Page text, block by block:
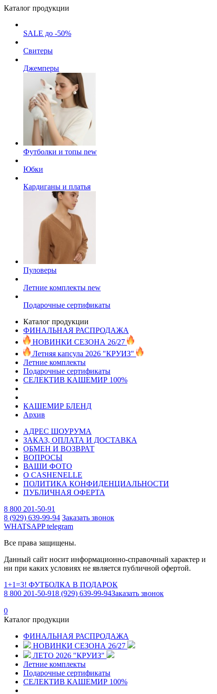
Каталог продукции
SALE до -50%
Свитеры
Джемперы
Футболки и топы new
Юбки
Кардиганы и платья
Пуловеры
Летние комплекты new
Подарочные сертификаты
Каталог продукции
ФИНАЛЬНАЯ РАСПРОДАЖА
НОВИНКИ СЕЗОНА 26/27
Летняя капсула 2026 "КРУИЗ"
Летние комплекты
Подарочные сертификаты
СЕЛЕКТИВ КАШЕМИР 100%
КАШЕМИР БЛЕНД
Архив
АДРЕС ШОУРУМА
ЗАКАЗ, ОПЛАТА И ДОСТАВКА
ОБМЕН И ВОЗВРАТ
ВОПРОСЫ
ВАШИ ФОТО
О CASHENELLE
ПОЛИТИКА КОНФИДЕНЦИАЛЬНОСТИ
ПУБЛИЧНАЯ ОФЕРТА
8 800 201-50-91
8 (929) 639-99-94 Заказать звонок
WHATSAPPtelegram
Все права защищены.
Данный сайт носит информационно-справочный характер и
ни при каких условиях не является публичной офертой.
1+1=3! ФУТБОЛКА В ПОДАРОК
8 800 201-50-918 (929) 639-99-94Заказать звонок
0
Каталог продукции
ФИНАЛЬНАЯ РАСПРОДАЖА
НОВИНКИ СЕЗОНА 26/27
ЛЕТО 2026 "КРУИЗ"
Летние комплекты
Подарочные сертификаты
СЕЛЕКТИВ КАШЕМИР 100%